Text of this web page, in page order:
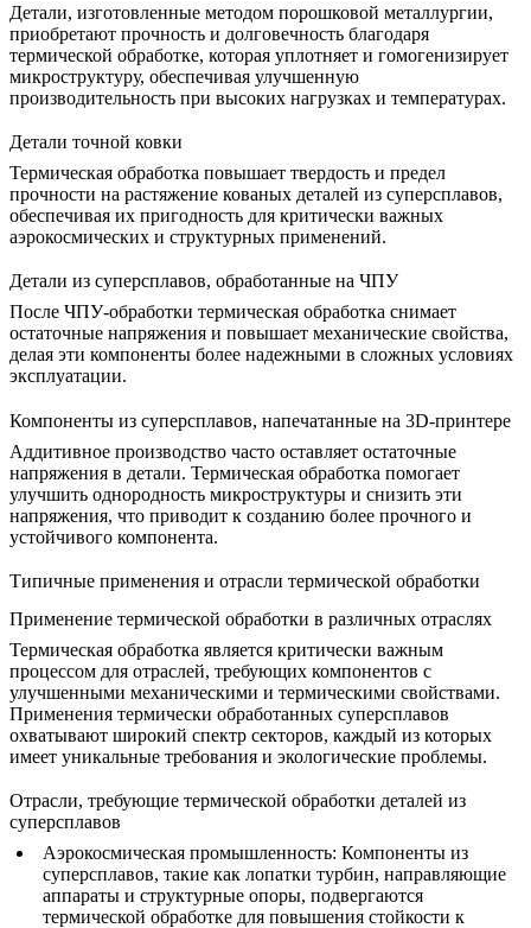
Детали, изготовленные методом порошковой металлургии,
приобретают прочность и долговечность благодаря
термической обработке, которая уплотняет и гомогенизирует
микроструктуру, обеспечивая улучшенную
производительность при высоких нагрузках и температурах.
Детали точной ковки
Термическая обработка повышает твердость и предел
прочности на растяжение кованых деталей из суперсплавов,
обеспечивая их пригодность для критически важных
аэрокосмических и структурных применений.
Детали из суперсплавов, обработанные на ЧПУ
После ЧПУ-обработки термическая обработка снимает
остаточные напряжения и повышает механические свойства,
делая эти компоненты более надежными в сложных условиях
эксплуатации.
Компоненты из суперсплавов, напечатанные на 3D-принтере
Аддитивное производство часто оставляет остаточные
напряжения в детали. Термическая обработка помогает
улучшить однородность микроструктуры и снизить эти
напряжения, что приводит к созданию более прочного и
устойчивого компонента.
Типичные применения и отрасли термической обработки
Применение термической обработки в различных отраслях
Термическая обработка является критически важным
процессом для отраслей, требующих компонентов с
улучшенными механическими и термическими свойствами.
Применения термически обработанных суперсплавов
охватывают широкий спектр секторов, каждый из которых
имеет уникальные требования и экологические проблемы.
Отрасли, требующие термической обработки деталей из
суперсплавов
Аэрокосмическая промышленность: Компоненты из
суперсплавов, такие как лопатки турбин, направляющие
аппараты и структурные опоры, подвергаются
термической обработке для повышения стойкости к